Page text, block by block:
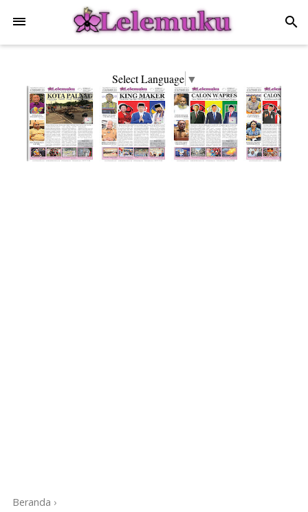
search
Select Language ▼
Beranda ›